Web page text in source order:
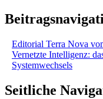
Editorial Terra Nova
Vernetzte Intelligenz:
Systemwechsels
Seitliche